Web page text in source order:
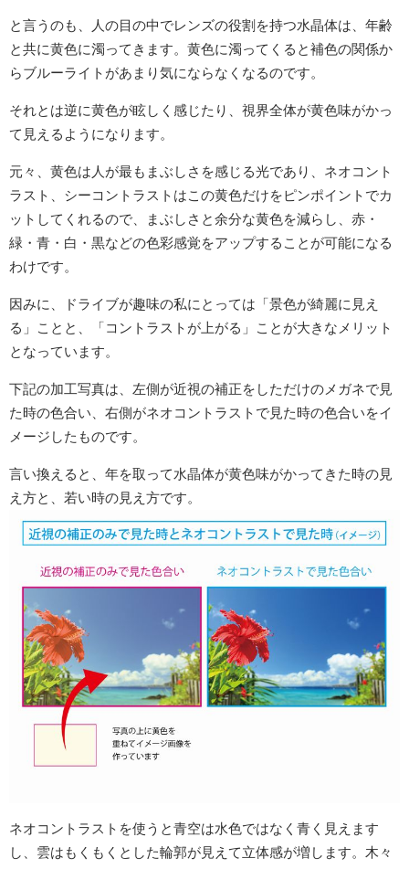
と言うのも、人の目の中でレンズの役割を持つ水晶体は、年齢
と共に黄色に濁ってきます。黄色に濁ってくると補色の関係か
らブルーライトがあまり気にならなくなるのです。
それとは逆に黄色が眩しく感じたり、視界全体が黄色味がかっ
て見えるようになります。
元々、黄色は人が最もまぶしさを感じる光であり、ネオコント
ラスト、シーコントラストはこの黄色だけをピンポイントでカ
ットしてくれるので、まぶしさと余分な黄色を減らし、赤・
緑・青・白・黒などの色彩感覚をアップすることが可能になる
わけです。
因みに、ドライブが趣味の私にとっては「景色が綺麗に見え
る」ことと、「コントラストが上がる」ことが大きなメリット
となっています。
下記の加工写真は、左側が近視の補正をしただけのメガネで見
た時の色合い、右側がネオコントラストで見た時の色合いをイ
メージしたものです。
言い換えると、年を取って水晶体が黄色味がかってきた時の見
え方と、若い時の見え方です。
ネオコントラストを使うと青空は水色ではなく青く見えます
し、雲はもくもくとした輪郭が見えて立体感が増します。木々